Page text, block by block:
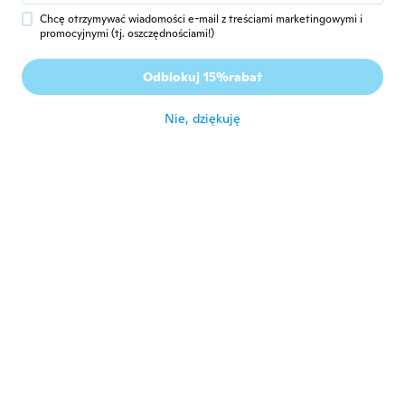
Gilberta
Rok dołączenia 2022 · 21 opinie
Chcę otrzymywać wiadomości e-mail z treściami marketingowymi i
promocyjnymi (tj. oszczędnościami!)
Odblokuj 15%rabat
Nie, dziękuję